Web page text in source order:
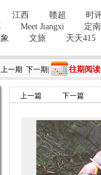
上一期 下一期 往期阅读
上一篇 下一篇